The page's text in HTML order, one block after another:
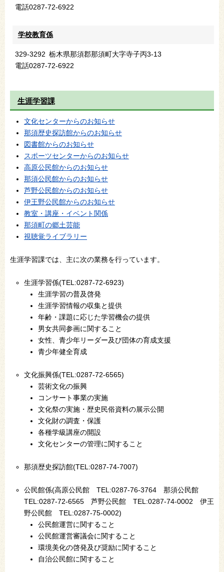
電話0287-72-6922
学校教育係
329-3292 栃木県那須郡那須町大字寺子丙3-13
電話0287-72-6922
生涯学習課
文化センターからのお知らせ
那須歴史探訪館からのお知らせ
図書館からのお知らせ
スポーツセンターからのお知らせ
高原公民館からのお知らせ
那須公民館からのお知らせ
芦野公民館からのお知らせ
伊王野公民館からのお知らせ
教室・講座・イベント関係
那須町の郷土芸能
視聴覚ライブラリー
生涯学習課では、主に次の業務を行っています。
生涯学習係(TEL:0287-72-6923)
生涯学習の普及啓発
生涯学習情報の収集と提供
年齢・課題に応じた学習機会の提供
男女共同参画に関すること
女性、青少年リーダー及び団体の育成支援
青少年健全育成
文化振興係(TEL:0287-72-6565)
芸術文化の振興
コンサート事業の実施
文化祭の実施・歴史民俗資料の展示公開
文化財の調査・保護
各種学級講座の開設
文化センターの管理に関すること
那須歴史探訪館(TEL:0287-74-7007)
公民館係(高原公民館 TEL:0287-76-3764 那須公民館
TEL:0287-72-6565 芦野公民館 TEL:0287-74-0002 伊王
野公民館 TEL:0287-75-0002)
公民館運営に関すること
公民館運営審議会に関すること
環境美化の啓発及び奨励に関すること
自治公民館に関すること